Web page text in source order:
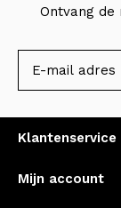
Ontvang de
Klantenservice
Mijn account